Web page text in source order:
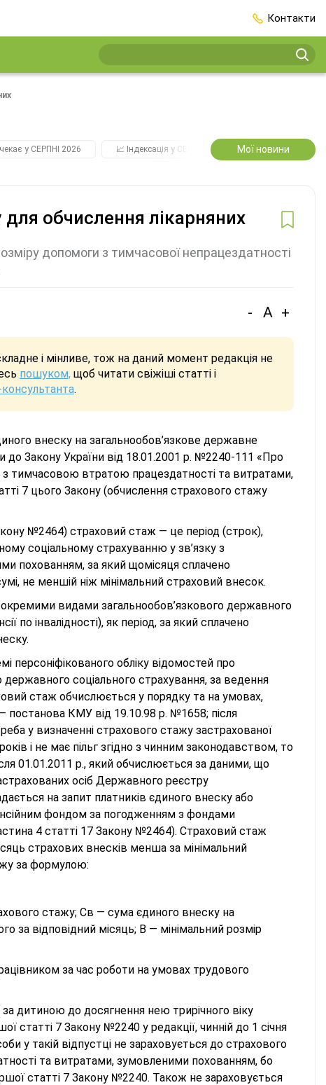
Контакти
у СЕРПНІ 2026 📈 Індексація у СЕРПНІ 2️⃣0️⃣2️⃣7️⃣ Усі
Мої новини
обчислення лікарняних
допомоги з тимчасової непрацездатності
- A +
і мінливе, тож на даний момент редакція не
пошуком, щоб читати свіжіші статті і
.
внеску на загальнообов’язкове державне
до Закону України від 18.01.2001 р. №2240-111 «Про
з тимчасовою втратою працездатності та витратами,
7 цього Закону (обчислення страхового стажу
№2464) страховий стаж — це період (строк),
соціальному страхуванню у зв’язку з
похованням, за який щомісяця сплачено
не меншій ніж мінімальний страховий внесок.
видами загальнообов’язкового державного
по інвалідності), як період, за який сплачено
обліку відомостей про
соціального страхування, за ведення
стаж обчислюється у порядку та на умовах,
постанова КМУ від 19.10.98 р. №1658; після
у визначенні страхового стажу застрахованої
і не має пільг згідно з чинним законодавством, то
01.01.2011 р., який обчислюється за даними, що
осіб Державного реєстру
на запит платників єдиного внеску або
фондом за погодженням з фондами
4 статті 17 Закону №2464). Страховий стаж
страхових внесків менша за мінімальний
за формулою:
стажу; Св — сума єдиного внеску на
за відповідний місяць; В — мінімальний розмір
за час роботи на умовах трудового
дитиною до досягнення нею трирічного віку
статті 7 Закону №2240 у редакції, чинній до 1 січня
у такій відпустці не зараховується до страхового
та витратами, зумовленими похованням, бо
статті 7 Закону №2240. Також не зараховується